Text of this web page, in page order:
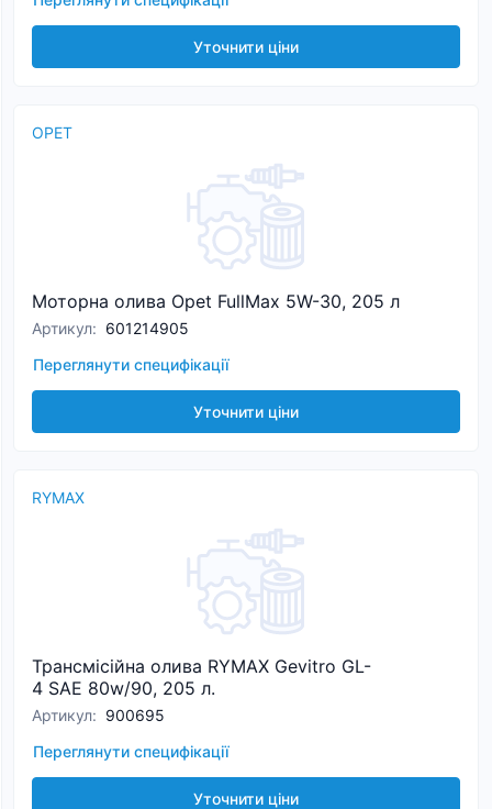
Уточнити ціни
OPET
Моторна олива Opet FullMax 5W-30, 205 л
Артикул: 601214905
Переглянути специфікації
Уточнити ціни
RYMAX
Трансмісійна олива RYMAX Gevitro GL-
4 SAE 80w/90, 205 л.
Артикул: 900695
Переглянути специфікації
Уточнити ціни